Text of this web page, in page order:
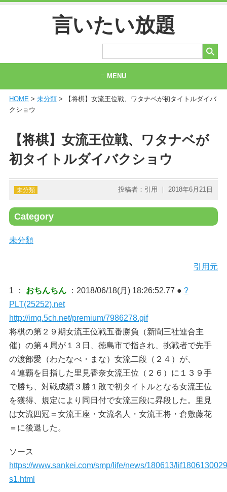
言いたい放題
≡ MENU
ホーム
お問い合わせ
HOME> 未分類> 【将棋】女流王位戦、ワタナベが初タイトルダイバ
クショウ
【将棋】女流王位戦、ワタナベが
初タイトルダイバクショウ
未分類 投稿者：引用 ｜ 2018年6月21日
Category
未分類
引用元
1 ： おちんちん ：2018/06/18(月) 18:26:52.77 ● ?
PLT(25252).net
http://img.5ch.net/premium/7986278.gif
将棋の第２９期女流王位戦五番勝負（新聞三社連合主
催）の第４局が１３日、徳島市で指され、挑戦者で先手
の渡部愛（わたなべ・まな）女流二段（２４）が、
４連覇を目指した里見香奈女流王位（２６）に１３９手
で勝ち、対戦成績３勝１敗で初タイトルとなる女流王位
を獲得、規定により同日付で女流三段に昇段した。里見
は女流四冠＝女流王座・女流名人・女流王将・倉敷藤花
＝に後退した。
ソース
https://www.sankei.com/smp/life/news/180613/
s1.html